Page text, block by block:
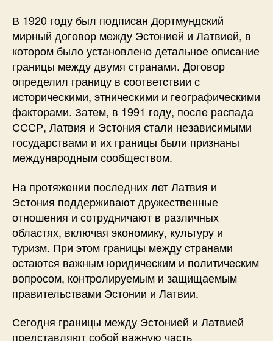
В 1920 году был подписан Дортмундский
мирный договор между Эстонией и Латвией, в
котором было установлено детальное описание
границы между двумя странами. Договор
определил границу в соответствии с
историческими, этническими и географическими
факторами. Затем, в 1991 году, после распада
СССР, Латвия и Эстония стали независимыми
государствами и их границы были признаны
международным сообществом.
На протяжении последних лет Латвия и
Эстония поддерживают дружественные
отношения и сотрудничают в различных
областях, включая экономику, культуру и
туризм. При этом границы между странами
остаются важным юридическим и политическим
вопросом, контролируемым и защищаемым
правительствами Эстонии и Латвии.
Сегодня границы между Эстонией и Латвией
представляют собой важную часть